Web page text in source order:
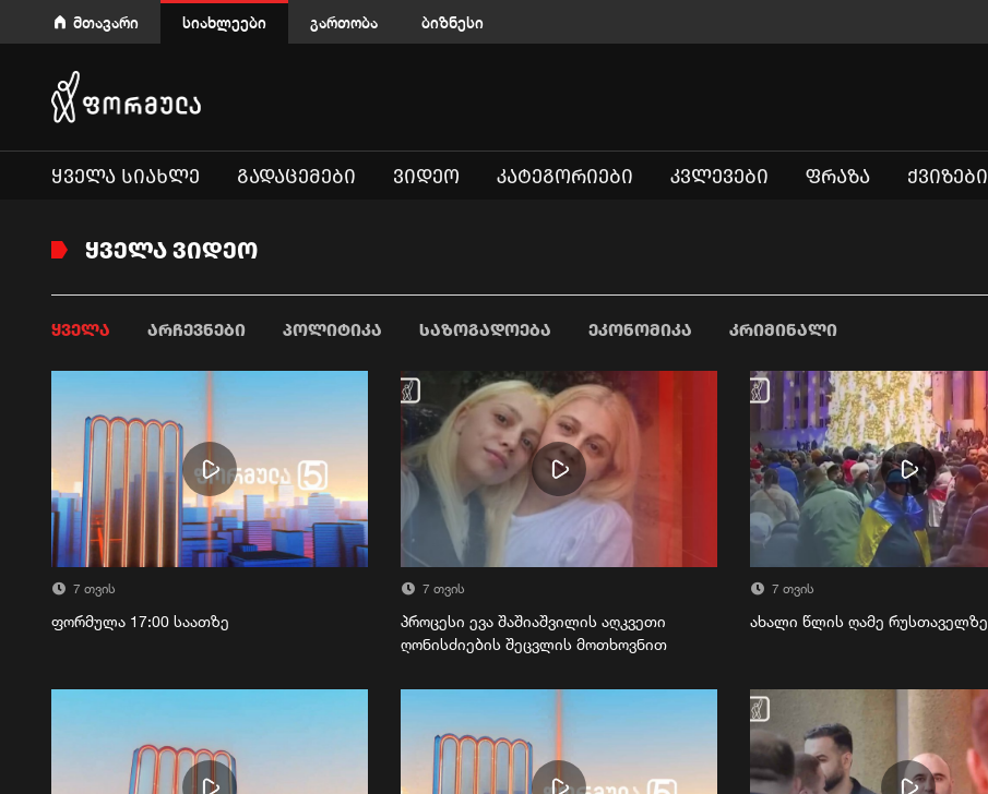
მთავარი სიახლეები გართობა ბიზნესი
ᲧᲕᲔᲚᲐ ᲡᲘᲐᲮᲚᲔ ᲒᲐᲓᲐᲪᲔᲛᲔᲑᲘ ᲕᲘᲓᲔᲝ ᲙᲐᲢᲔᲒᲝᲠᲘᲔᲑᲘ ᲙᲕᲚᲔᲕᲔᲑᲘ ᲤᲠᲐᲖᲐ ᲥᲕᲘᲖᲔᲑᲘ
ᲧᲕᲔᲚᲐ ᲕᲘᲓᲔᲝ
ᲧᲕᲔᲚᲐ ᲐᲠᲩᲔᲕᲜᲔᲑᲘ ᲞᲝᲚᲘᲢᲘᲙᲐ ᲡᲐᲖᲝᲒᲐᲓᲝᲔᲑᲐ ᲔᲙᲝᲜᲝᲛᲘᲙᲐ ᲙᲠᲘᲛᲘᲜᲐᲚᲘ
7 თვის
ფორმულა 17:00 საათზე
7 თვის
პროცესი ევა შაშიაშვილის აღკვეთი
ღონისძიების შეცვლის მოთხოვნით
7 თვის
ახალი წლის ღამე რუსთაველზე